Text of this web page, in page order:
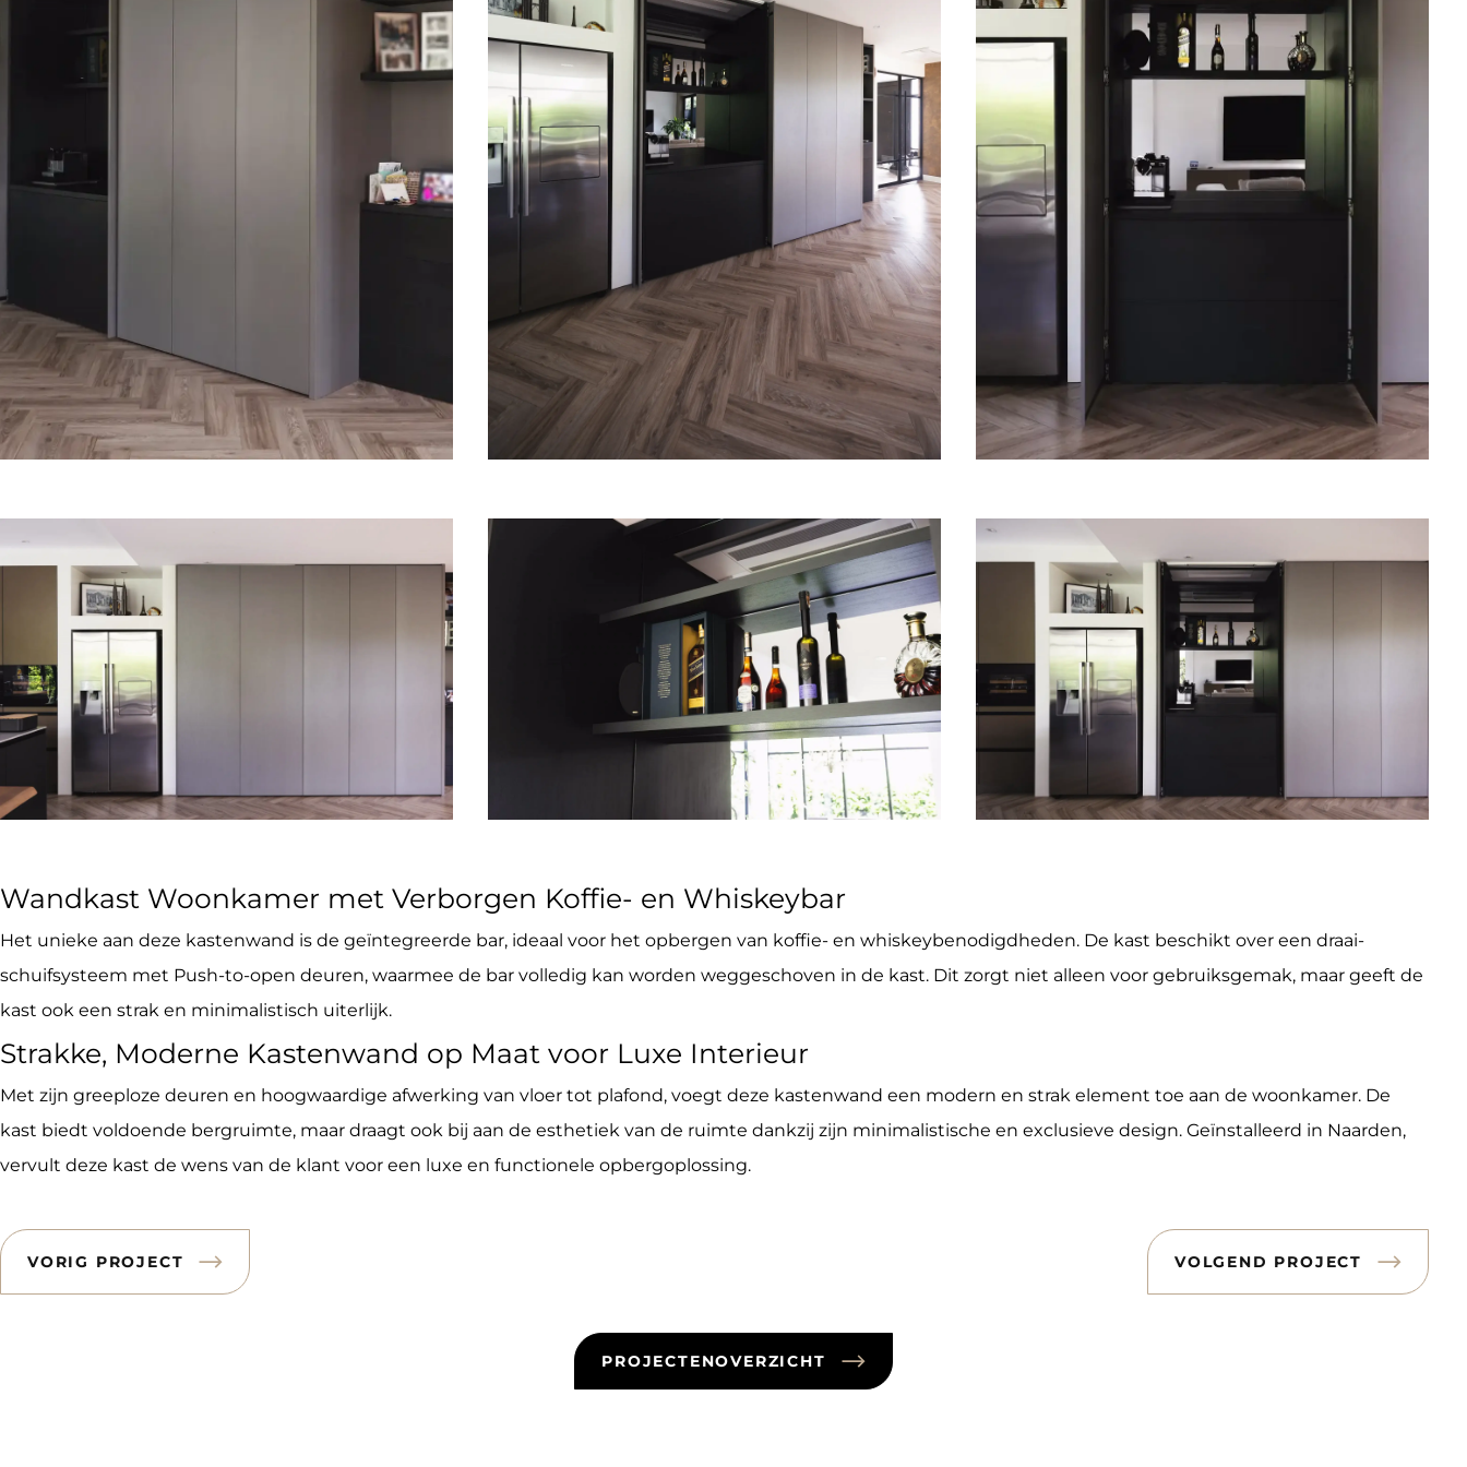
Wandkast Woonkamer met Verborgen Koffie- en Whiskeybar
Het unieke aan deze kastenwand is de geïntegreerde bar, ideaal voor het opbergen van koffie- en whiskeybenodigdheden. De kast beschikt over een draai-
schuifsysteem met Push-to-open deuren, waarmee de bar volledig kan worden weggeschoven in de kast. Dit zorgt niet alleen voor gebruiksgemak, maar geeft de
kast ook een strak en minimalistisch uiterlijk.
Strakke, Moderne Kastenwand op Maat voor Luxe Interieur
Met zijn greeploze deuren en hoogwaardige afwerking van vloer tot plafond, voegt deze kastenwand een modern en strak element toe aan de woonkamer. De
kast biedt voldoende bergruimte, maar draagt ook bij aan de esthetiek van de ruimte dankzij zijn minimalistische en exclusieve design. Geïnstalleerd in Naarden,
vervult deze kast de wens van de klant voor een luxe en functionele opbergoplossing.
VORIG PROJECT VOLGEND PROJECT
PROJECTENOVERZICHT